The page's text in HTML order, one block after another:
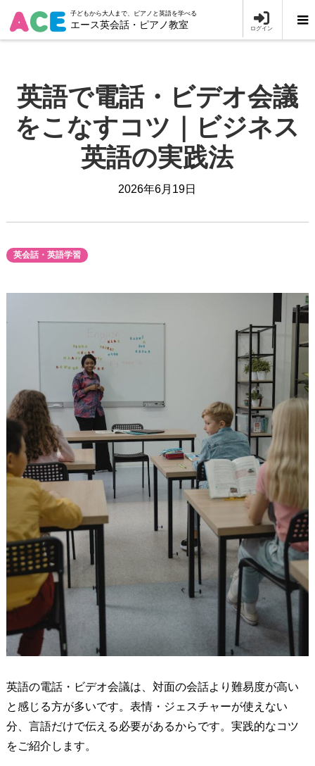
子どもから大人まで、ピアノと英語を学べる
エース英会話・ピアノ教室 ログイン
英語で電話・ビデオ会議
をこなすコツ｜ビジネス
英語の実践法
2026年6月19日
英会話・英語学習
英語の電話・ビデオ会議は、対面の会話より難易度が高い
と感じる方が多いです。表情・ジェスチャーが使えない
分、言語だけで伝える必要があるからです。実践的なコツ
をご紹介します。